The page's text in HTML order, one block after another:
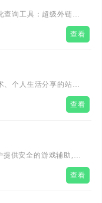
查询工具：超级外链发
排名批量查询、网页蜘
排名优化、网络营销推
查看
、个人生活分享的站长
匠心设计、建精致个
查看
供安全的游戏辅助,真
助,的绿色软件平台。
查看